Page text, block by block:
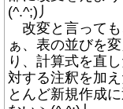
(^.^;)丿
改変と言っても
ぁ、表の並びを
り、計算式を直
対する注釈を加
とんど新規作成